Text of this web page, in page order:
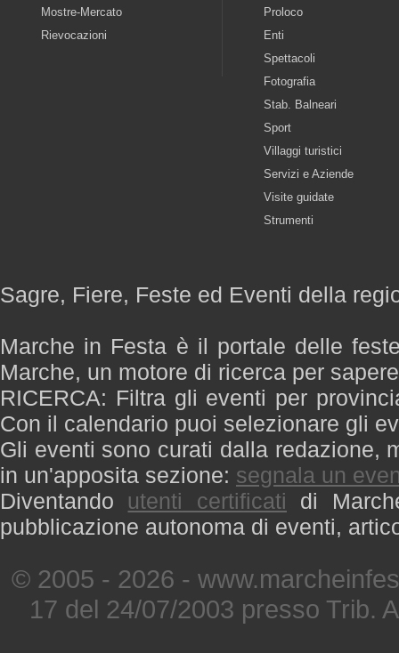
Mostre-Mercato
Rievocazioni
Proloco
Enti
Spettacoli
Fotografia
Stab. Balneari
Sport
Villaggi turistici
Servizi e Aziende
Visite guidate
Strumenti
Sagre, Fiere, Feste ed Eventi della
Marche in Festa è il portale delle
Marche, un motore di ricerca per
RICERCA: Filtra gli eventi per
Con il calendario puoi selezionare gli
Gli eventi sono curati dalla redazione,
in un'apposita sezione: segnala un
Diventando utenti certificati di
pubblicazione autonoma di eventi,
© 2005 - 2026 -
17 del 24/07/2003 presso Trib.